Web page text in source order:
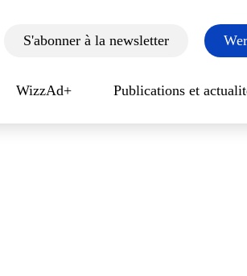
S'abonner à la newsletter
WizzAd+ Publications et